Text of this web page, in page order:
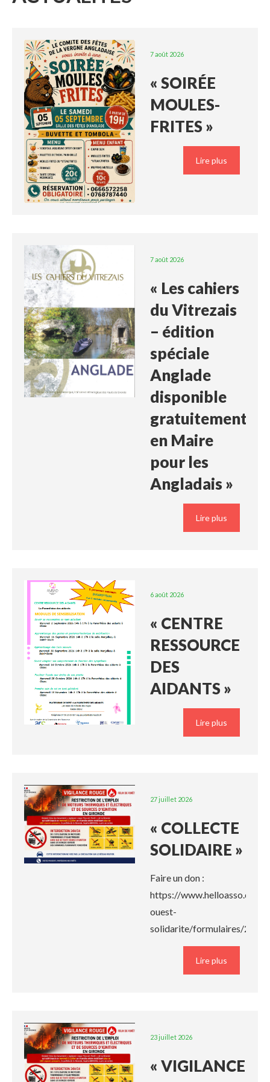
7 août 2026
« SOIRÉE
MOULES-
FRITES »
Lire plus
7 août 2026
« Les cahiers
du Vitrezais
– édition
spéciale
Anglade
disponible
gratuitement
en Maire
pour les
Angladais »
Lire plus
6 août 2026
« CENTRE
RESSOURCE
DES
AIDANTS »
Lire plus
27 juillet 2026
« COLLECTE
SOLIDAIRE »
Faire un don :
https://www.helloasso.com/
ouest-
solidarite/formulaires/24
Lire plus
23 juillet 2026
« VIGILANCE